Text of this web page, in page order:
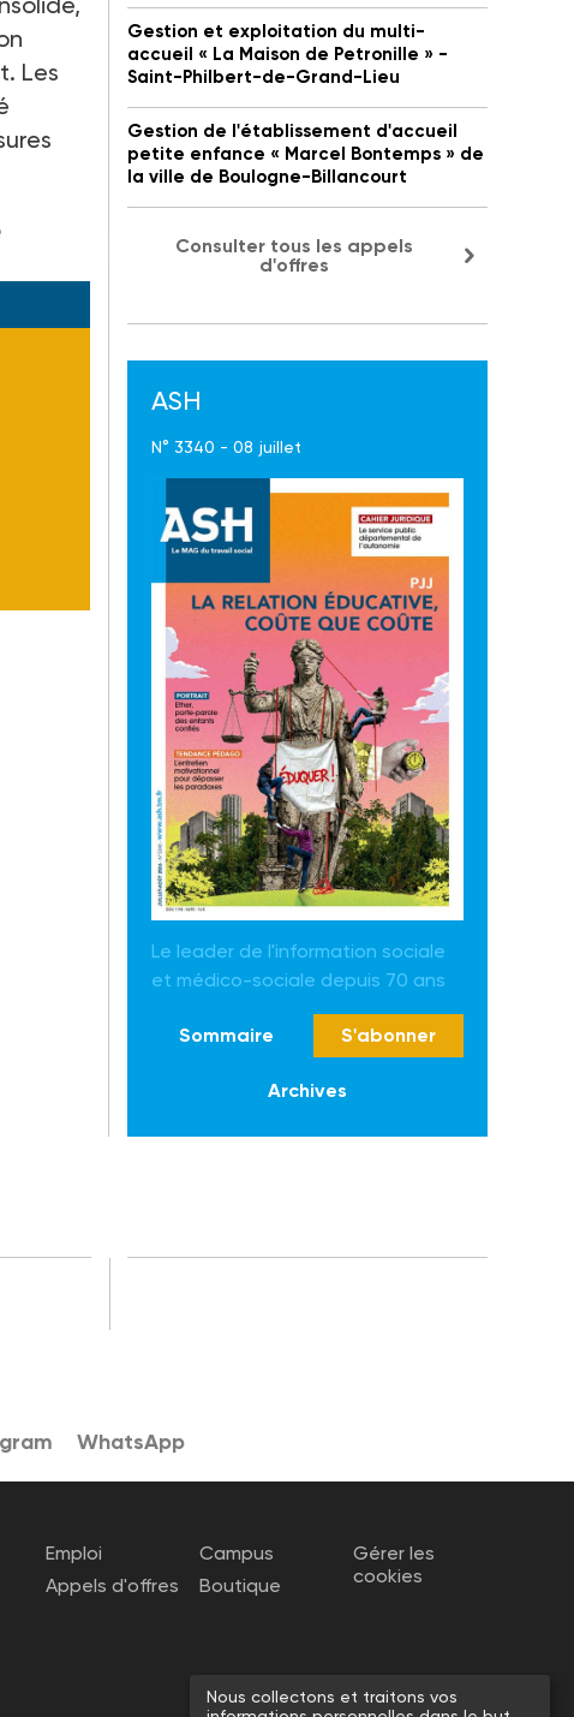
Les
Gestion et exploitation du multi-
accueil « La Maison de Petronille » -
Saint-Philbert-de-Grand-Lieu
Gestion de l'établissement d'accueil
petite enfance « Marcel Bontemps » de
la ville de Boulogne-Billancourt
Consulter tous les appels
d'offres
ASH
N° 3340 - 08 juillet
Le leader de l'information sociale
et médico-sociale depuis 70 ans
Sommaire S'abonner
Archives
WhatsApp
Emploi
Appels d'offres
Campus
Boutique
Gérer les
cookies
Nous collectons et traitons vos